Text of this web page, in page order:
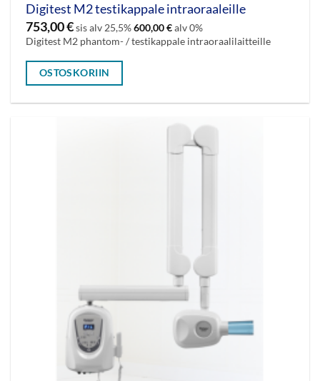
Digitest M2 testikappale intraoraaleille
753,00€sis alv 25,5%600,00€alv 0%
Digitest M2 phantom- / testikappale intraoraalilaitteille
OSTOSKORIIN